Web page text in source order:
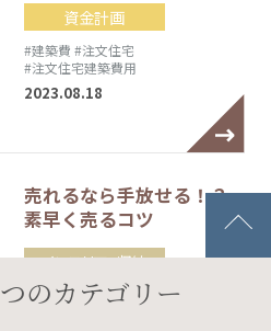
資金計画
#建築費 #注文住宅
#注文住宅建築費用
2023.08.18
売れるなら手放せる！？
素早く売るコツ
インテリア・収納
2023.05.24
のカテゴリー